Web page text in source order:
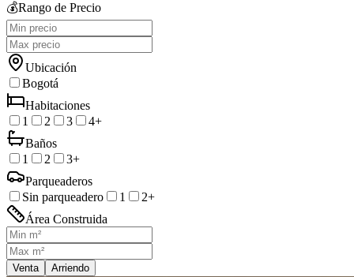
💰Rango de Precio
Ubicación
Bogotá
Habitaciones
1
2 3
4+
Baños
1
2
3+
Parqueaderos
Sin parqueadero
1
2+
Área Construida
Venta Arriendo